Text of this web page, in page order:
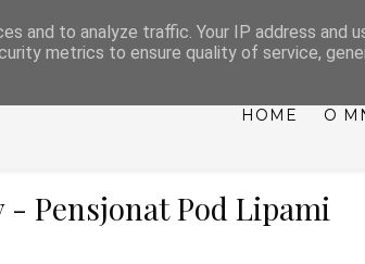
IMPREZY
HOME O
- Pensjonat Pod Lipami
and to analyze traffic. Your IP address and
metrics to ensure quality of service,